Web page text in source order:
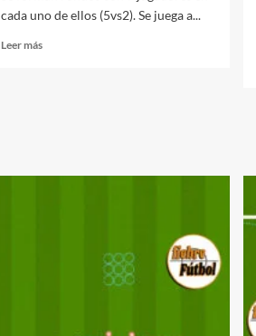
cada uno de ellos (5vs2). Se juega a...
Leer másLeer
rondo